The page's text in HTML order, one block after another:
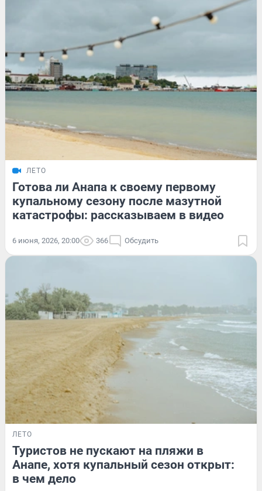
ЛЕТО
Готова ли Анапа к своему первому
купальному сезону после мазутной
катастрофы: рассказываем в видео
6 июня, 2026, 20:00 366 Обсудить
ЛЕТО
Туристов не пускают на пляжи в
Анапе, хотя купальный сезон открыт:
в чем дело